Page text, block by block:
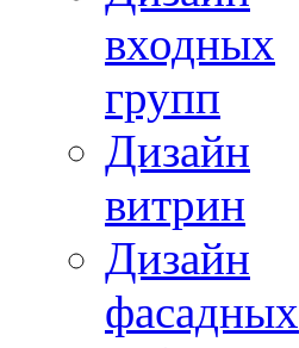
входных
групп
Дизайн
витрин
Дизайн
фасадных